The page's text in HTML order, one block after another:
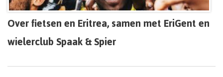
Over fietsen en Eritrea, samen met EriGent en
wielerclub Spaak & Spier